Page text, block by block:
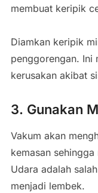
membuat keripik
Diamkan keripik
penggorengan. Ini
kerusakan akibat
3. Gunakan
Vakum akan
kemasan
Udara adalah
menjadi lembek.